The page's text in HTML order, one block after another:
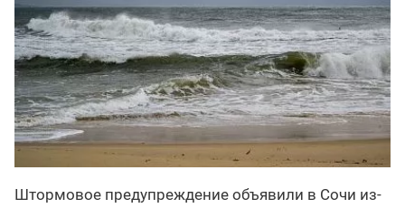
Штормовое предупреждение объявили в Сочи из-